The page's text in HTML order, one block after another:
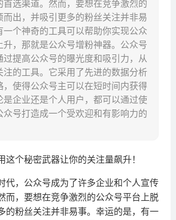
首选渠道。然而，要想在竞争激烈的
而出，并吸引更多的粉丝关注并非易
一个神奇的工具可以帮助你实现公众
升，那就是公众号增粉神器。公众号
提高公众号的曝光度和吸引力，从
注的工具。它采用了先进的数据分析
，使得公众号主可以在短时间内获得
是企业还是个人用户，都可以通过使
众号打造成一个受欢迎和有影响力的
这个秘密武器让你的关注量飙升！
代，公众号成为了许多企业和个人宣传
而，要想在竞争激烈的公众号平台上脱
的粉丝关注并非易事。幸运的是，有一